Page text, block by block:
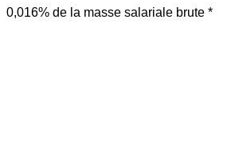
0,016% de la masse salariale brute *